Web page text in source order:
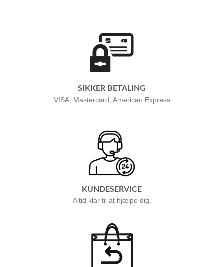
SIKKER BETALING
VISA, Mastercard, American Express
KUNDESERVICE
Altid klar til at hjælpe dig.